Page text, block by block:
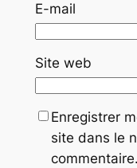
E-mail
Site web
Enregistrer
site dans le
commentaire.